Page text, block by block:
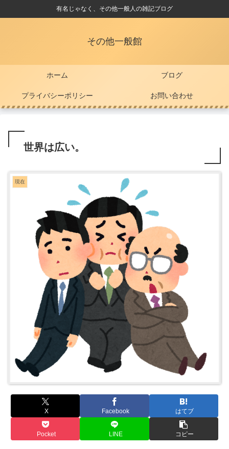
有名じゃなく、その他一般人の雑記ブログ
その他一般館
ホーム ブログ
プライバシーポリシー お問い合わせ
世界は広い。
現在
X Facebook はてブ
Pocket LINE コピー